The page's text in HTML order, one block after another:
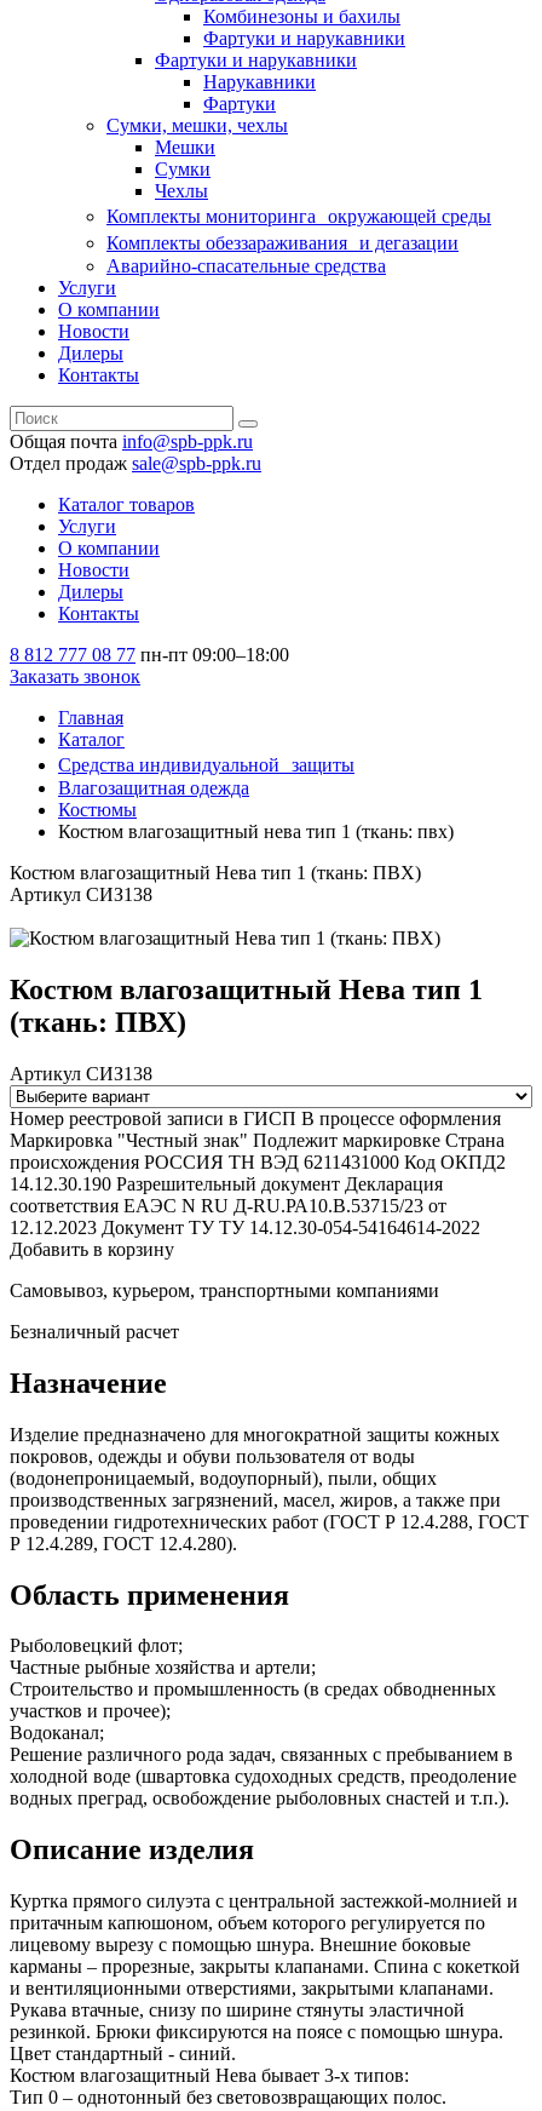
Комбинезоны и бахилы
Фартуки и нарукавники
Фартуки и нарукавники
Нарукавники
Фартуки
Сумки, мешки, чехлы
Мешки
Сумки
Чехлы
Комплекты мониторинга окружающей среды
Комплекты обеззараживания и дегазации
Аварийно-спасательные средства
Услуги
О компании
Новости
Дилеры
Контакты
Общая почта info@spb-ppk.ru
Отдел продаж sale@spb-ppk.ru
Каталог товаров
Услуги
О компании
Новости
Дилеры
Контакты
8 812 777 08 77 пн-пт 09:00–18:00
Заказать звонок
Главная
Каталог
Средства индивидуальной защиты
Влагозащитная одежда
Костюмы
Костюм влагозащитный нева тип 1 (ткань: пвх)
Костюм влагозащитный Нева тип 1 (ткань: ПВХ)
Артикул СИЗ138
Костюм влагозащитный Нева тип 1
(ткань: ПВХ)
Артикул СИЗ138
Номер реестровой записи в ГИСП В процессе оформления
Маркировка "Честный знак" Подлежит маркировке Страна
происхождения РОССИЯ ТН ВЭД 6211431000 Код ОКПД2
14.12.30.190 Разрешительный документ Декларация
соответствия ЕАЭС N RU Д-RU.РА10.В.53715/23 от
12.12.2023 Документ ТУ ТУ 14.12.30-054-54164614-2022
Добавить в корзину
Самовывоз, курьером, транспортными компаниями
Безналичный расчет
Назначение
Изделие предназначено для многократной защиты кожных
покровов, одежды и обуви пользователя от воды
(водонепроницаемый, водоупорный), пыли, общих
производственных загрязнений, масел, жиров, а также при
проведении гидротехнических работ (ГОСТ Р 12.4.288, ГОСТ
Р 12.4.289, ГОСТ 12.4.280).
Область применения
Рыболовецкий флот;
Частные рыбные хозяйства и артели;
Строительство и промышленность (в средах обводненных
участков и прочее);
Водоканал;
Решение различного рода задач, связанных с пребыванием в
холодной воде (швартовка судоходных средств, преодоление
водных преград, освобождение рыболовных снастей и т.п.).
Описание изделия
Куртка прямого силуэта с центральной застежкой-молнией и
притачным капюшоном, объем которого регулируется по
лицевому вырезу с помощью шнура. Внешние боковые
карманы – прорезные, закрыты клапанами. Спина с кокеткой
и вентиляционными отверстиями, закрытыми клапанами.
Рукава втачные, снизу по ширине стянуты эластичной
резинкой. Брюки фиксируются на поясе с помощью шнура.
Цвет стандартный - синий.
Костюм влагозащитный Нева бывает 3-х типов:
Тип 0 – однотонный без световозвращающих полос.